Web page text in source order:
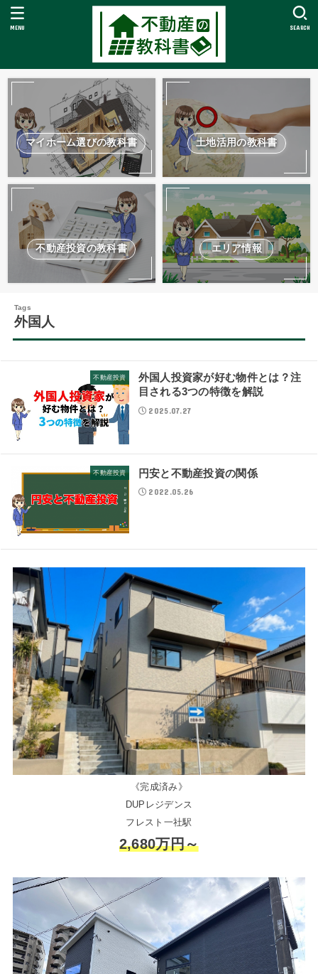
SEARCH
MENU
マイホーム選びの教科書 土地活用の教科書
不動産投資の教科書 エリア情報
外国人
不動産投資
外国人投資家が好む物件とは？注
目される3つの特徴を解説
2025.07.27
不動産投資 円安と不動産投資の関係
2022.05.26
《完成済み》
DUPレジデンス
フレスト一社駅
2,680万円～